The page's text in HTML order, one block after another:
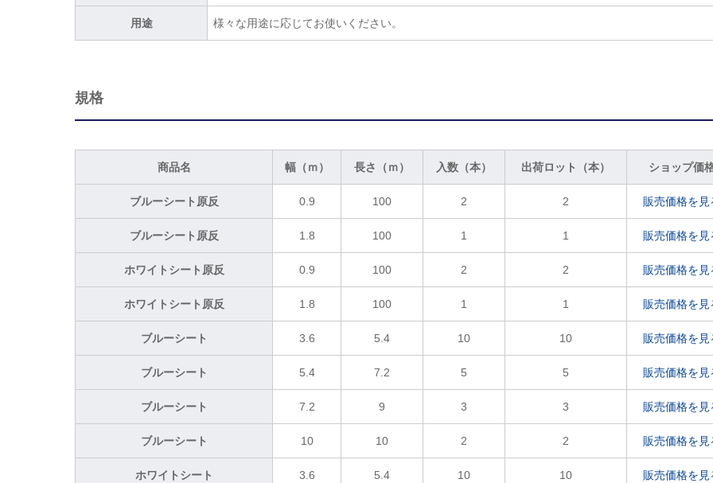
用途 様々な用途に応じてお使いください。
規格
商品名 幅（ｍ） 長さ（ｍ） 入数（本） 出荷ロット（本） ショップ価
ブルーシート原反 0.9 100 2 2 販売価格を見
ブルーシート原反 1.8 100 1 1 販売価格を見
ホワイトシート原反 0.9 100 2 2 販売価格を見
ホワイトシート原反 1.8 100 1 1 販売価格を見
ブルーシート 3.6 5.4 10 10 販売価格を見
ブルーシート 5.4 7.2 5 5 販売価格を見
ブルーシート 7.2 9 3 3 販売価格を見
ブルーシート 10 10 2 2 販売価格を見
ホワイトシート 3.6 5.4 10 10 販売価格を見